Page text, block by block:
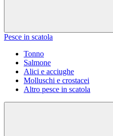
Pesce in scatola
Tonno
Salmone
Alici e acciughe
Molluschi e crostacei
Altro pesce in scatola